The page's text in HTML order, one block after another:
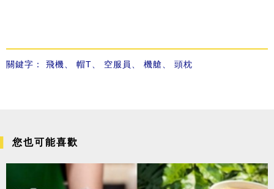
關鍵字： 飛機 帽T 空服員 機艙 頭枕
您也可能喜歡